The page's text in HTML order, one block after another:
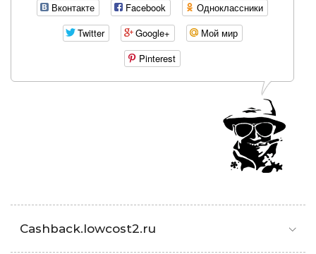
Вконтакте Facebook
Одноклассники
Twitter
Google+
Мой мир
Pinterest
Cashback.lowcost2.ru